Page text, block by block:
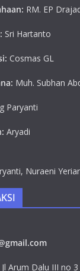
RM. EP
Sri Hartanto
Cosmas GL
Muh. Subhan
Paryanti
Aryadi
Nuraeni
Jl Arum Dalu III no 3